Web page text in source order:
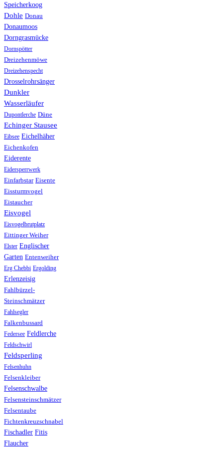
Speicherkoog
Dohle Donau
Donaumoos
Dorngrasmücke
Dornspötter
Dreizehenmöwe
Dreizehenspecht
Drosselrohrsänger
Dunkler
Wasserläufer
Dupontlerche Düne
Echinger Stausee
Eibsee Eichelhäher
Eichenkofen
Eiderente
Eidersperrwerk
Einfarbstar Eisente
Eissturmvogel
Eistaucher
Eisvogel
Eisvogelbrutplatz
Eittinger Weiher
Elster Englischer
Garten Entenweiher
Erg Chebbi Ergolding
Erlenzeisig
Fahlbürzel-
Steinschmätzer
Fahlsegler
Falkenbussard
Federsee Feldlerche
Feldschwirl
Feldsperling
Felsenhuhn
Felsenkleiber
Felsenschwalbe
Felsensteinschmätzer
Felsentaube
Fichtenkreuzschnabel
Fischadler Fitis
Flaucher